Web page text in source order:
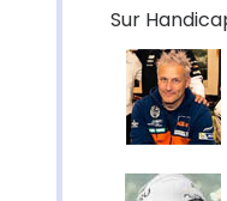
Sur